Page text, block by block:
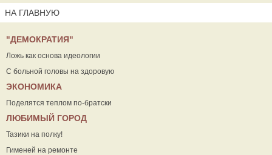
НА ГЛАВНУЮ
"ДЕМОКРАТИЯ"
Ложь как основа идеологии
С больной головы на здоровую
ЭКОНОМИКА
Поделятся теплом по-братски
ЛЮБИМЫЙ ГОРОД
Тазики на полку!
Гименей на ремонте